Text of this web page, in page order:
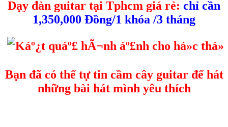
Dạy đàn guitar tại Tphcm giá rẻ: chỉ cần
1,350,000 Đồng/1 khóa /3 tháng
Bạn đã có thể tự tin cầm cây guitar để hát
những bài hát mình yêu thích